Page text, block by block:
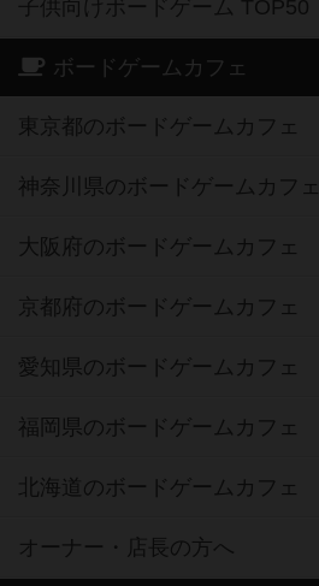
子供向けボードゲーム TOP50
ボードゲームカフェ
東京都のボードゲームカフェ
神奈川県のボードゲームカフェ
大阪府のボードゲームカフェ
京都府のボードゲームカフェ
愛知県のボードゲームカフェ
福岡県のボードゲームカフェ
北海道のボードゲームカフェ
オーナー・店長の方へ